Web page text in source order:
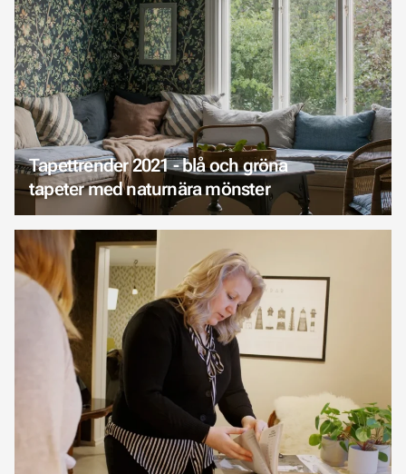
Tapettrender 2021 - blå och gröna
tapeter med naturnära mönster